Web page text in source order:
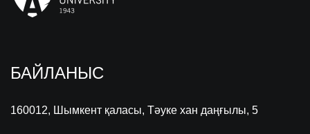
БАЙЛАНЫС
160012, Шымкент қаласы, Тәуке хан даңғылы, 5